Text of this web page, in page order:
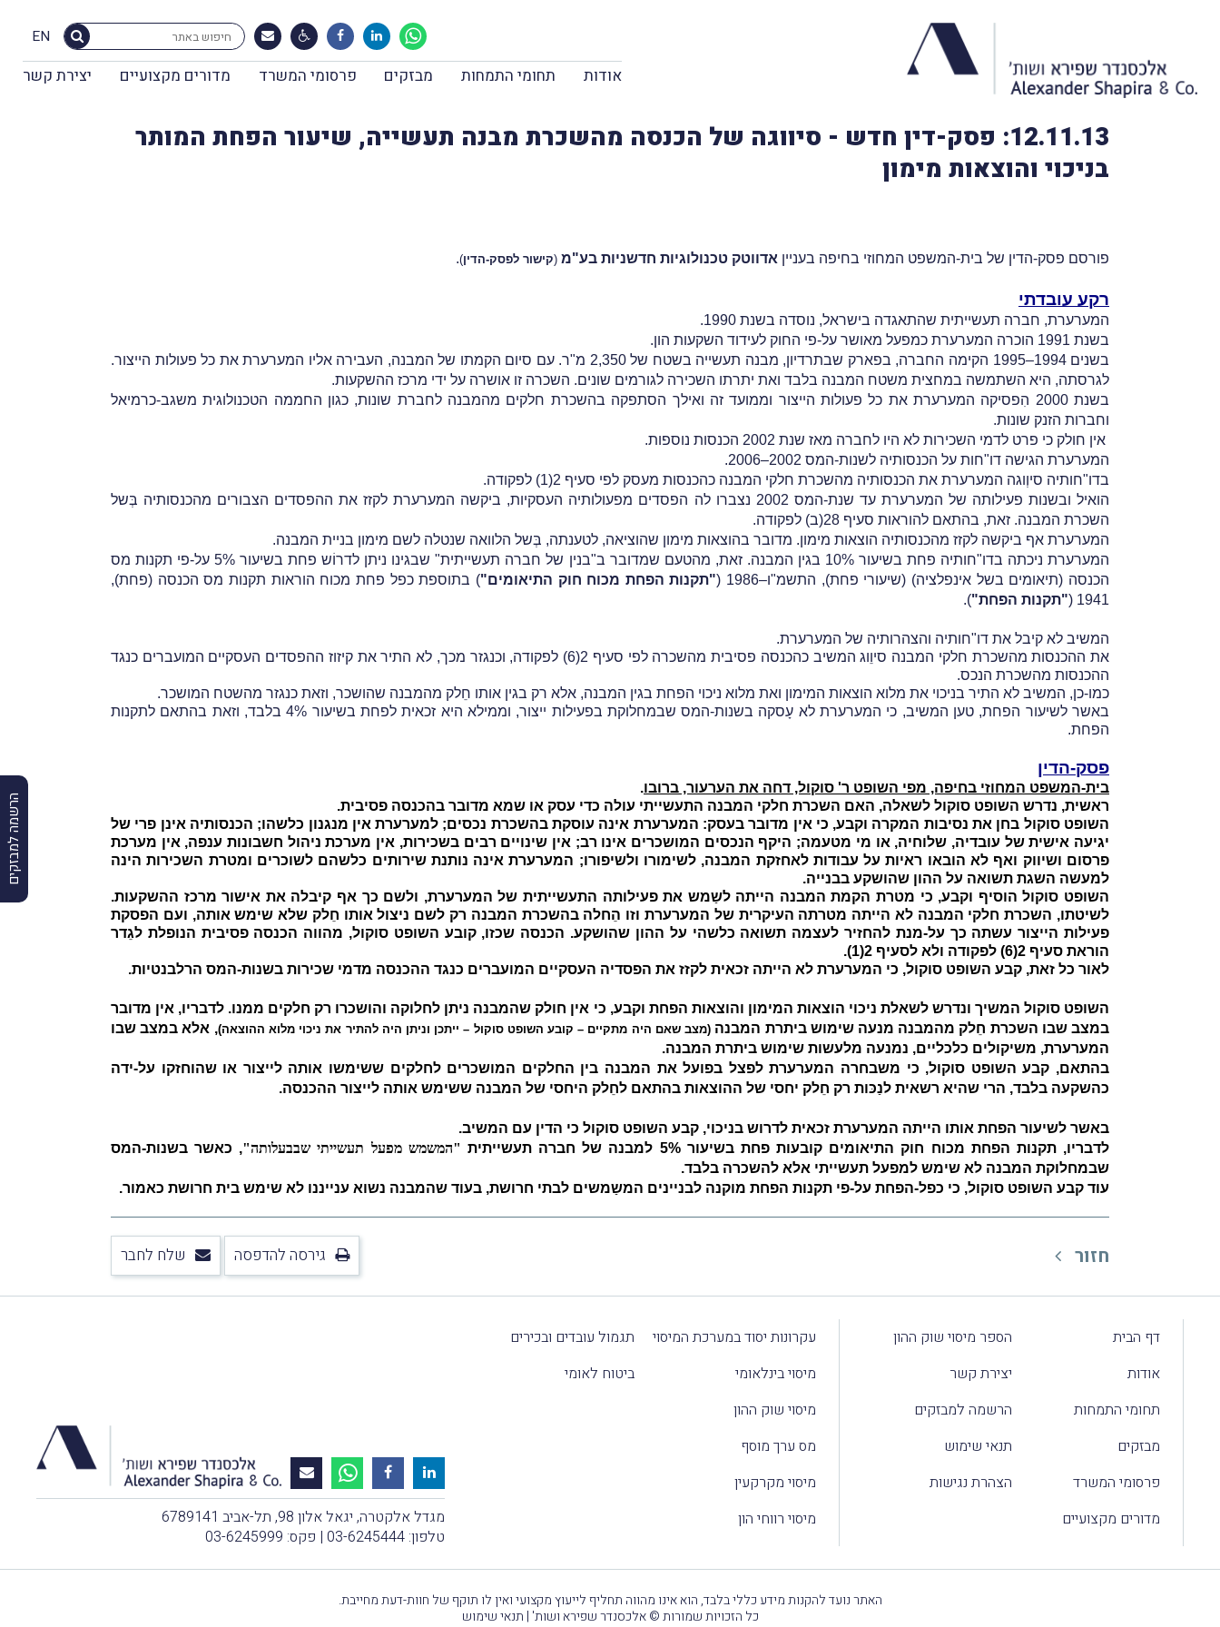
EN
אודות תחומי התמחות מבזקים פרסומי המשרד מדורים מקצועיים יצירת קשר
הרשמה למבזקים
12.11.13: פסק-דין חדש - סיווגה של הכנסה מהשכרת מבנה תעשייה, שיעור הפחת המותר
בניכוי והוצאות מימון
פורסם פסק-הדין של בית-המשפט המחוזי בחיפה בעניין אדווטק טכנולוגיות חדשניות בע"מ (קישור לפסק-הדין)
.
רקע עובדתי
המערערת, חברה תעשייתית שהתאגדה בישראל, נוסדה בשנת 1990.
בשנת 1991 הוכרה המערערת כמפעל מאושר על-פי החוק לעידוד השקעות הון.
בשנים
1994–1995 הקימה החברה, בפארק שבתרדיון, מבנה תעשייה בשטח של 2,350 מ"ר. עם סיום הקמתו של המבנה, העבירה אליו המערערת את כל פעולות הייצור.
לגרסתה, היא השתמשה במחצית משטח המבנה בלבד ואת יתרתו השכירה לגורמים שונים. השכרה זו אושרה על ידי מרכז ההשקעות.
בשנת 2000 הִפסיקה המערערת את כל פעולות הייצור וממועד זה ואילך הסתפקה בהשכרת חלקים מהמבנה לחברת שונות, כגון החממה הטכנולוגית משגב-כרמיאל
וחברות הזנק שונות.
אין חולק כי פרט לדמי השכירות לא היו לחברה מאז שנת 2002 הכנסות נוספות.
המערערת הגישה דו"חות על הכנסותיה לשנות-המס 2002–2006.
בדו"חותיה סיוְוגה המערערת את הכנסותיה מהשכרת חלקי המבנה כהכנסות מעסק לפי סעיף 2(1) לפקודה.
הואיל ובשנות פעילותה של המערערת עד שנת-המס 2002 נצברו לה הפסדים מפעולותיה העסקיות, ביקשה המערערת לקזז את ההפסדים הצבורים מהכנסותיה בְּשל
השכרת המבנה. זאת, בהתאם להוראות סעיף 28(ב) לפקודה.
המערערת אף ביקשה לקזז מהכנסותיה הוצאות מימון. מדובר בהוצאות מימון שהוציאה, לטענתה, בְּשל הלוואה שנטלה לשם מימון בניית המבנה.
המערערת ניכתה בדו"חותיה פחת בשיעור 10% בגין המבנה. זאת, מהטעם שמדובר ב"בנין של חברה תעשייתית" שבגינו ניתן לדרוֹש פחת בשיעור 5% על-פי
תקנות מס
הכנסה (תיאומים בשל אינפלציה) (שיעורי פחת), התשמ"ו–1986 (
"תקנות הפחת מכוח חוק התיאומים") בתוספת כפל פחת מכוח הוראות תקנות מס הכנסה (פחת),
1941 (
"תקנות הפחת").
המשיב לא קיבל את דו"חותיה והצהרותיה של המערערת.
את ההכנסות מהשכרת חלקי המבנה סיוֵוג המשיב כהכנסה פסיבית מהשכרה לפי סעיף 2(6) לפקודה, וכנגזר מכך, לא התיר את קיזוז ההפסדים העסקיים המועברים כנגד
ההכנסות מהשכרת הנכס.
כמו-כן, המשיב לא התיר בניכוי את מלוא הוצאות המימון ואת מלוא ניכוי הפחת בגין המבנה, אלא רק בגין אותו חֵלק מהמבנה שהושכר, וזאת כנגזר מהשטח המושכר.
באשר לשיעור הפחת, טען המשיב, כי המערערת לא עָסקה בשנות-המס שבמחלוקת בפעילות ייצור, וממילא היא זכאית לפחת בשיעור 4% בלבד, וזאת בהתאם לתקנות
הפחת.
פסק-הדין
בית-המשפט המחוזי בחיפה, מפי השופט ר' סוקול, דחה את הערעור, ברובו.
ראשית, נדרש השופט סוקול לשאלה, האם השכרת חלקי המבנה התעשייתי עולה כדי עסק או שמא מדובר בהכנסה פסיבית.
השופט סוקול בחן את נסיבות המקרה וקבע, כי אין מדובר בעסק: המערערת אינה עוסקת בהשכרת נכסים; למערערת אין מנגנון כלשהו; הכנסותיה אינן פרי של
יגיעה אישית של עובדיה, שלוחיה, או מי מטעמה; היקף הנכסים המושכרים אינו רב; אין שינויים רבים בשכירות, אין מערכת ניהול חשבונות ענפה, אין מערכת
פרסום ושיווק ואף לא הובאו ראיות על עבודות לאחזקת המבנה, לשימורו ולשיפורו; המערערת אינה נותנת שירותים כלשהם לשוכרים ומטרת השכירות הינה
למעשה השגת תשואה על ההון שהושקע בבנייה.
השופט סוקול הוסיף וקבע, כי מטרת הקמת המבנה הייתה לשַמש את פעילותה התעשייתית של המערערת, ולשם כך אף קיבלה את אישור מרכז ההשקעות.
לשיטתו, השכרת חלקי המבנה לא הייתה מטרתה העיקרית של המערערת וזו הֵחלה בהשכרת המבנה רק לשם ניצול אותו חֵלק שלא שימש אותה, ועם הפסקת
פעילות הייצור עשתה כך על-מנת להחזיר לעצמה תשואה כלשהי על ההון שהושקע. הכנסה שכזו, קובע השופט סוקול, מהווה הכנסה פסיבית הנופלת לגֵדר
הוראת סעיף 2(6) לפקודה ולא לסעיף 2(1).
לאור כל זאת, קבע השופט סוקול, כי המערערת לא הייתה זכאית לקזז את הפסדיה העסקיים המועברים כנגד ההכנסה מדמי שכירות בשנות-המס הרלבנטיות.
השופט סוקול המשיך ונדרש לשאלת ניכוי הוצאות המימון והוצאות הפחת וקבע, כי אין חולק שהמבנה ניתן לחלוקה והושכרו רק חלקים ממנו. לדבריו, אין מדובר
במצב שבו השכרת חֵלק מהמבנה מנעה שימוש ביתרת המבנה (מצב שאם היה מתקיים –קובע השופט סוקול –ייתכן וניתן היה להתיר את ניכוי מלוא ההוצאה), אלא במצב שבו
המערערת, משיקולים כלכליים, נמנעה מלעשות שימוש ביתרת המבנה.
בהתאם, קבע השופט סוקול, כי משבחרה המערערת לפצל בפועל את המבנה בין החלקים המושכרים לחלקים ששימשו אותה לייצור או שהוחזקו על-ידה
כהשקעה בלבד, הרי שהיא רשאית לנַכּות רק חֵלק יחסי של ההוצאות בהתאם לחֵלק היחסי של המבנה ששימש אותה לייצור ההכנסה.
באשר לשיעור הפחת אותו הייתה המערערת זכאית לדרוש בניכוי, קבע השופט סוקול כי הדין עם המשיב.
לדבריו, תקנות הפחת מכוח חוק התיאומים קובעות פחת בשיעור 5% למבנה של חברה תעשייתית
"המשמש מפעל תעשייתי שבבעלותה", כאשר בשנות-המס
שבמחלוקת המבנה לא שימש למפעל תעשייתי אלא להשכרה בלבד.
עוד קבע השופט סוקול, כי כפל-הפחת על-פי תקנות הפחת מוקנה לבניינים המשַמשים לבתי חרושת, בעוד שהמבנה נשוא ענייננו לא שימש בית חרושת כאמור.
חזור גירסה להדפסה שלח לחבר
דף הבית
אודות
תחומי התמחות
מבזקים
פרסומי המשרד
מדורים מקצועיים
הספר מיסוי שוק ההון
יצירת קשר
הרשמה למבזקים
תנאי שימוש
הצהרת נגישות
עקרונות יסוד במערכת המיסוי
מיסוי בינלאומי
מיסוי שוק ההון
מס ערך מוסף
מיסוי מקרקעין
מיסוי רווחי הון
תגמול עובדים ובכירים
ביטוח לאומי
מגדל אלקטרה, יגאל אלון 98, תל-אביב 6789141
טלפון: 03-6245444 | פקס: 03-6245999
האתר נועד להקנות מידע כללי בלבד, הוא אינו מהווה תחליף לייעוץ מקצועי ואין לו תוקף של חוות-דעת מחייבת.
כל הזכויות שמורות © אלכסנדר שפירא ושות' | תנאי שימוש